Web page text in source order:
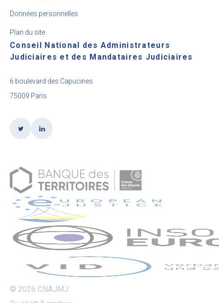
Données personnelles
Plan du site
Conseil National des Administrateurs
Judiciaires et des Mandataires Judiciaires
6 boulevard des Capucines
75009 Paris
© 2026 CNAJMJ